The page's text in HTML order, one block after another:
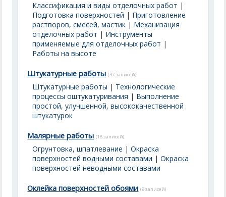
Классификация и виды отделочных работ |
Подготовка поверхностей | Приготовление
растворов, смесей, мастик | Механизация
отделочных работ | Инструменты
применяемые для отделочных работ |
Работы на высоте
Штукатурные работы (37 записей)
Штукатурные работы | Технологические
процессы оштукатуривания | Выполнение
простой, улучшенной, высококачественной
штукатурок
Малярные работы (18 записей)
Огрунтовка, шпатлевание |Окраска
поверхностей водными составами |Окраска
поверхностей неводными составами
Оклейка поверхностей обоями (9 записей)